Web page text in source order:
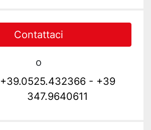
Contattaci
o
+39.0525.432366 - +39
347.9640611